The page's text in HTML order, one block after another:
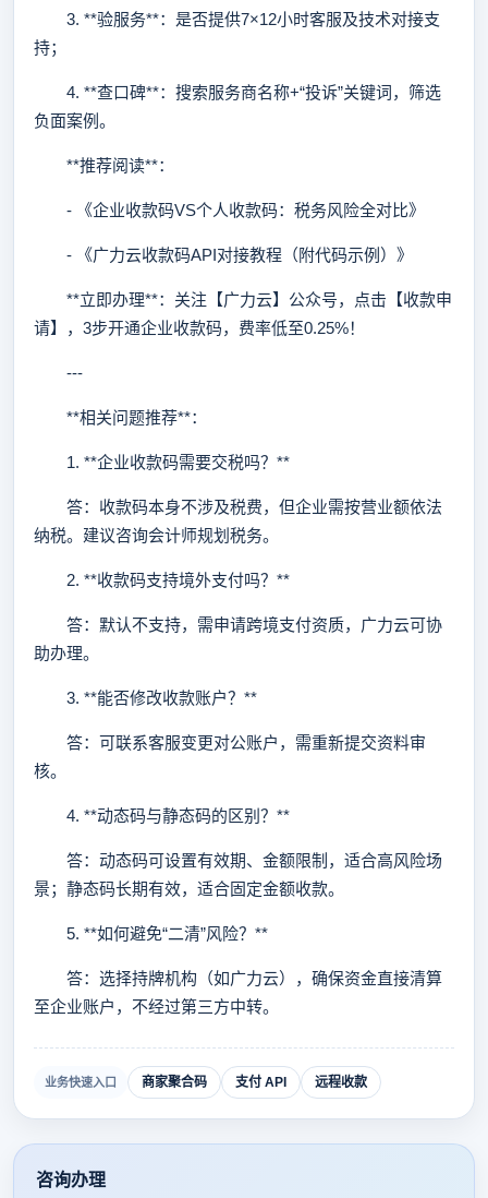
3. **验服务**：是否提供7×12小时客服及技术对接支
持；
4. **查口碑**：搜索服务商名称+“投诉”关键词，筛选
负面案例。
**推荐阅读**：
- 《企业收款码VS个人收款码：税务风险全对比》
- 《广力云收款码API对接教程（附代码示例）》
**立即办理**：关注【广力云】公众号，点击【收款申
请】，3步开通企业收款码，费率低至0.25%！
---
**相关问题推荐**：
1. **企业收款码需要交税吗？**
答：收款码本身不涉及税费，但企业需按营业额依法
纳税。建议咨询会计师规划税务。
2. **收款码支持境外支付吗？**
答：默认不支持，需申请跨境支付资质，广力云可协
助办理。
3. **能否修改收款账户？**
答：可联系客服变更对公账户，需重新提交资料审
核。
4. **动态码与静态码的区别？**
答：动态码可设置有效期、金额限制，适合高风险场
景；静态码长期有效，适合固定金额收款。
5. **如何避免“二清”风险？**
答：选择持牌机构（如广力云），确保资金直接清算
至企业账户，不经过第三方中转。
业务快速入口 商家聚合码 支付 API 远程收款
咨询办理